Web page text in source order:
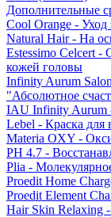
Дополнительные
Cool Orange -
Natural Hair - На
Estessimo Celcert -
кожей головы
Infinity Aurum
"Абсолютное
IAU Infinity Aurum
Lebel - Краска для
Materia OXY -
PH 4.7 -
Plia -
Proedit Home
Proedit Element
Hair Skin Relaxing